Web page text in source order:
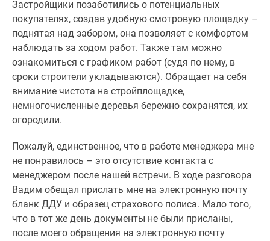
Застройщики позаботились о потенциальных
покупателях, создав удобную смотровую площадку –
поднятая над забором, она позволяет с комфортом
наблюдать за ходом работ. Также там можно
ознакомиться с графиком работ (судя по нему, в
сроки строители укладываются). Обращает на себя
внимание чистота на стройплощадке,
немногочисленные деревья бережно сохранятся, их
огородили.
Пожалуй, единственное, что в работе менеджера мне
не понравилось – это отсутствие контакта с
менеджером после нашей встречи. В ходе разговора
Вадим обещал прислать мне на электронную почту
бланк ДДУ и образец страхового полиса. Мало того,
что в тот же день документы не были присланы,
после моего обращения на электронную почту